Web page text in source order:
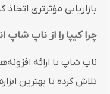
بازاریابی مؤثرتری اتخاذ
چرا کیپا را از ناپ شاپ
ناپ شاپ با ارائه
تلاش کرده تا بهترین